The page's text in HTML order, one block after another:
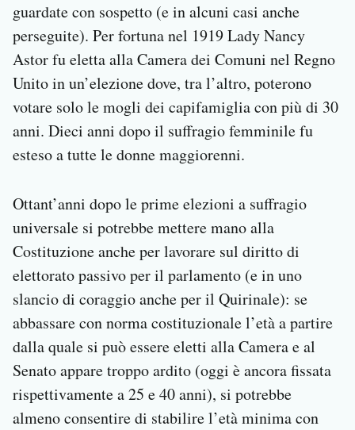
guardate con sospetto (e in alcuni casi anche
perseguite). Per fortuna nel 1919 Lady Nancy
Astor fu eletta alla Camera dei Comuni nel Regno
Unito in un’elezione dove, tra l’altro, poterono
votare solo le mogli dei capifamiglia con più di 30
anni. Dieci anni dopo il suffragio femminile fu
esteso a tutte le donne maggiorenni.
Ottant’anni dopo le prime elezioni a suffragio
universale si potrebbe mettere mano alla
Costituzione anche per lavorare sul diritto di
elettorato passivo per il parlamento (e in uno
slancio di coraggio anche per il Quirinale): se
abbassare con norma costituzionale l’età a partire
dalla quale si può essere eletti alla Camera e al
Senato appare troppo ardito (oggi è ancora fissata
rispettivamente a 25 e 40 anni), si potrebbe
almeno consentire di stabilire l’età minima con